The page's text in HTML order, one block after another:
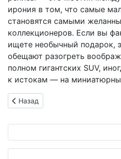
ирония в том, что самые
становятся самыми
коллекционеров. Если вы
ищете необычный подарок,
обещают разогреть
полном гигантских SUV,
к истокам — на
Предыдущий: Toyota зажигает
Назад